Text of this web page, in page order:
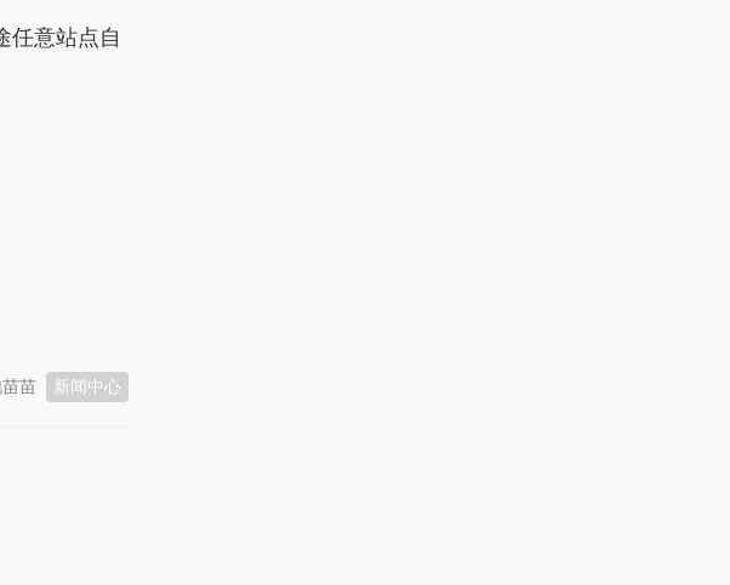
意站点自
新闻中心
苗